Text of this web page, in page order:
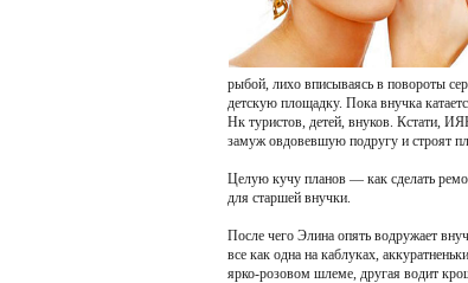
рыбой, лихо вписываясь в повороты
детскую площадку. Пока внучка
Нк туристов, детей, внуков. Кстати,
замуж овдовевшую подругу и строят
Целую кучу планов — как сделать
для старшей внучки.
После чего Элина опять водружает
все как одна на каблуках,
ярко-розовом шлеме, другая водит